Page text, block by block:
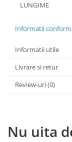
LUNGIME
Informatii
Informatii utile
Livrare si retur
Review-uri(0)
Nu uita